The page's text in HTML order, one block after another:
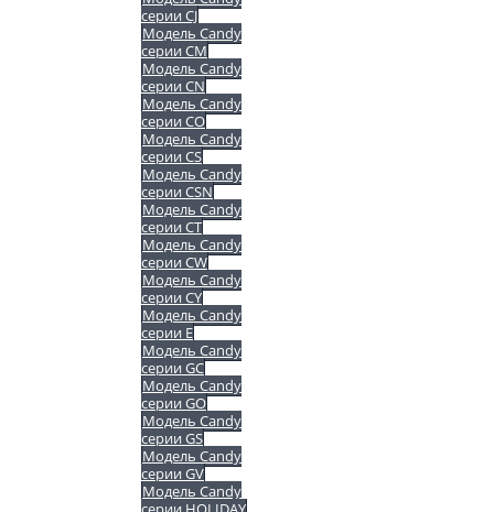
серии CJ
Модель Candy
серии CM
Модель Candy
серии CN
Модель Candy
серии CO
Модель Candy
серии CS
Модель Candy
серии CSN
Модель Candy
серии CT
Модель Candy
серии CW
Модель Candy
серии CY
Модель Candy
серии E
Модель Candy
серии GC
Модель Candy
серии GO
Модель Candy
серии GS
Модель Candy
серии GV
Модель Candy